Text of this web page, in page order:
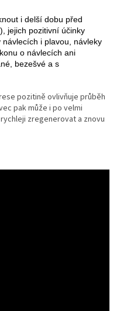
i delší dobu před
jejich pozitivní účinky
i plavou, návleky
o návlecích ani
bezešvé a s
pozitině ovlivňuje průběh
pak může i po velmi
zregenerovat a znovu